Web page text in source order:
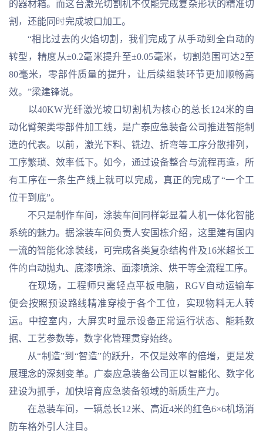
的器材箱。而这台激光切割机不仅能完成复杂形状的精准切
割，还能同时完成坡口加工。
“相比过去的火焰切割，我们完成了从手动到全自动的
转型，精度从±0.2毫米提升至±0.05毫米，切割范围可达2至
80毫米，零部件质量的提升，让后续组装环节更加顺畅高
效。”梁建锋说。
以40KW光纤激光坡口切割机为核心的总长124米的自
动化臂架类零部件加工线，是广泰应急装备公司推进智能制
造的代表。以前，激光下料、铣边、折弯等工序分散排列，
工序繁琐、效率低下。如今，通过设备整合与流程再造，所
有工序在一条生产线上就可以完成，真正的完成了“一个工
位干到底”。
不只是制作车间，涂装车间同样彰显着人机一体化智能
系统的魅力。据涂装车间负责人安国栋介绍，这里建有国内
一流的智能化涂装线，可完成各类复杂结构件及16米超长工
件的自动抛丸、底漆喷涂、面漆喷涂、烘干等全流程工序。
在现场，工程师只需轻点平板电脑，RGV自动运输车
便会按照预设路线精准穿梭于各个工位，实现物料无人转
运。中控室内，大屏实时显示设备正常运行状态、能耗数
据、工艺参数等，数字化管理贯穿始终。
从“制造”到“智造”的跃升，不仅是效率的倍增，更是发
展理念的深刻变革。广泰应急装备公司正以智能化、数字化
建设为抓手，加快培育应急装备领域的新质生产力。
在总装车间，一辆总长12米、高近4米的红色6×6机场消
防车格外引人注目。